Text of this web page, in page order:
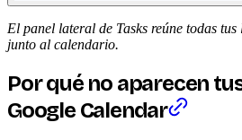
El panel lateral de Tasks reúne todas tus
junto al calendario.
Por qué no aparecen
Google Calendar